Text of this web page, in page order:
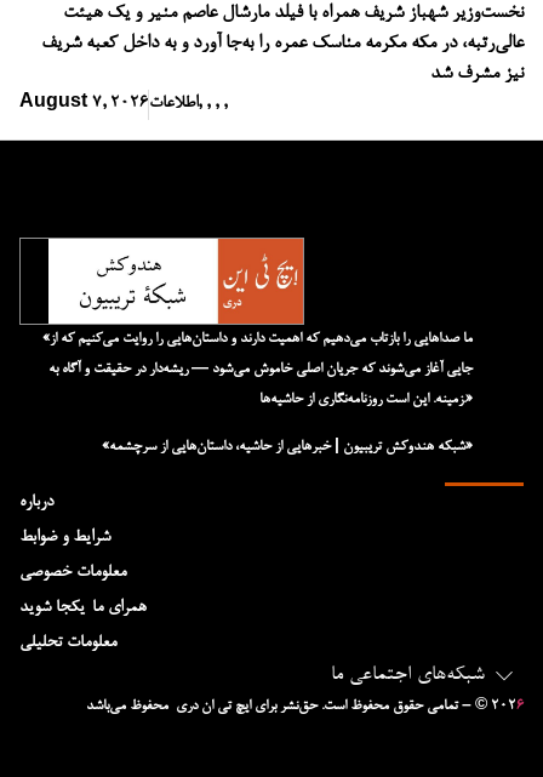
نخست‌وزیر شهباز شریف همراه با فیلد مارشال عاصم منیر و یک هیئت
عالی‌رتبه، در مکه مکرمه مناسک عمره را به‌جا آورد و به داخل کعبه شریف
نیز مشرف شد
August 7, 2026اطلاعات, , , ,
شبکه‌های اجتماعی ما
– © ۲۰۲۶ تمامی حقوق محفوظ است. حق‌نشر برای ایچ‌ تی‌ ان دری محفوظ می‌باشد
درباره
شرایط و ضوابط
معلومات خصوصی
همرای ما-یکجا شوید
معلومات تحلیلی
«ما صداهایی را بازتاب می‌دهیم که اهمیت دارند و داستان‌هایی را روایت می‌کنیم که از
جایی آغاز می‌شوند که جریان اصلی خاموش می‌شود — ریشه‌دار در حقیقت و آگاه به
زمینه. این است روزنامه‌نگاری از حاشیه‌ها.»
«شبکه هند‌و‌کش تریبیون | خبرهایی از حاشیه، داستان‌هایی از سرچشمه»